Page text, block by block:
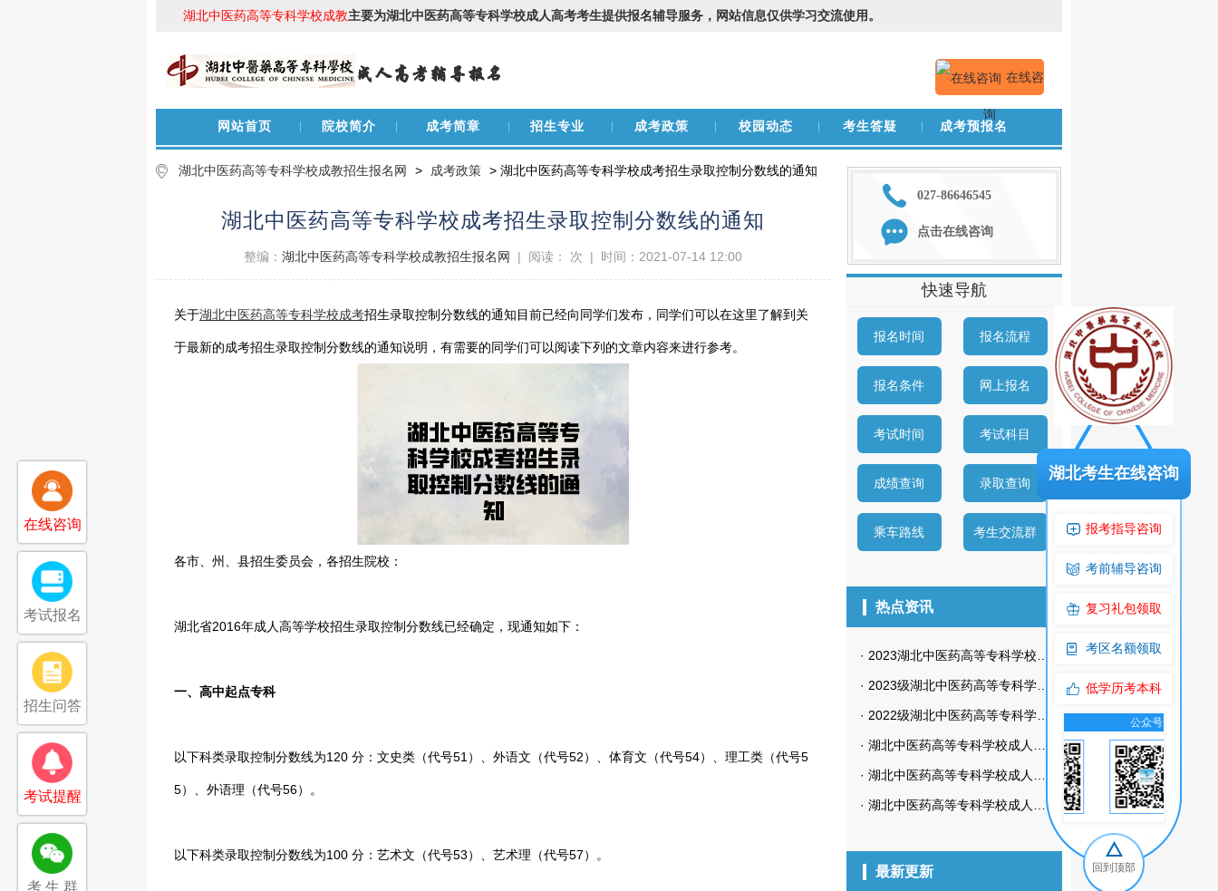
湖北中医药高等专科学校成教主要为湖北中医药高等专科学校成人高考考生提供报名辅导服务，网站信息仅供学习交流使用。
在线咨
询
网站首页 院校简介 成考简章 招生专业 成考政策 校园动态 考生答疑 成考预报名
湖北中医药高等专科学校成教招生报名网 > 成考政策 > 湖北中医药高等专科学校成考招生录取控制分数线的通知
湖北中医药高等专科学校成考招生录取控制分数线的通知
整编： 湖北中医药高等专科学校成教招生报名网 | 阅读： 次 | 时间：2021-07-14 12:00
关于湖北中医药高等专科学校成考招生录取控制分数线的通知目前已经向同学们发布，同学们可以在这里了解到关
于最新的成考招生录取控制分数线的通知说明，有需要的同学们可以阅读下列的文章内容来进行参考。
各市、州、县招生委员会，各招生院校：
湖北省2016年成人高等学校招生录取控制分数线已经确定，现通知如下：
一、高中起点专科
以下科类录取控制分数线为120 分：文史类（代号51）、外语文（代号52）、体育文（代号54）、理工类（代号5
5）、外语理（代号56）。
以下科类录取控制分数线为100 分：艺术文（代号53）、艺术理（代号57）。
027-86646545
点击在线咨询
快速导航
报名时间 报名流程
报名条件 网上报名
考试时间 考试科目
成绩查询 录取查询
乘车路线 考生交流群
热点资讯
· 2023湖北中医药高等专科学校护理专业自考招生简章
· 2023级湖北中医药高等专科学校成教新生入学资格审查及学籍注册
· 2022级湖北中医药高等专科学校成教新生入学资格审查及学籍注册通知
· 湖北中医药高等专科学校成人高考录取后怎样查询
· 湖北中医药高等专科学校成人高考多久可以查询成绩
· 湖北中医药高等专科学校成人高考多久可以毕业？
最新更新
在线咨询
考试报名
招生问答
考试提醒
考 生 群
湖北考生在线咨询
报考指导咨询
考前辅导咨询
复习礼包领取
考区名额领取
低学历考本科
公众号 交流群 公众号
回到顶部